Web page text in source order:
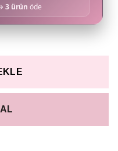
3 ürün öde